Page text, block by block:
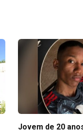
Jovem de 20